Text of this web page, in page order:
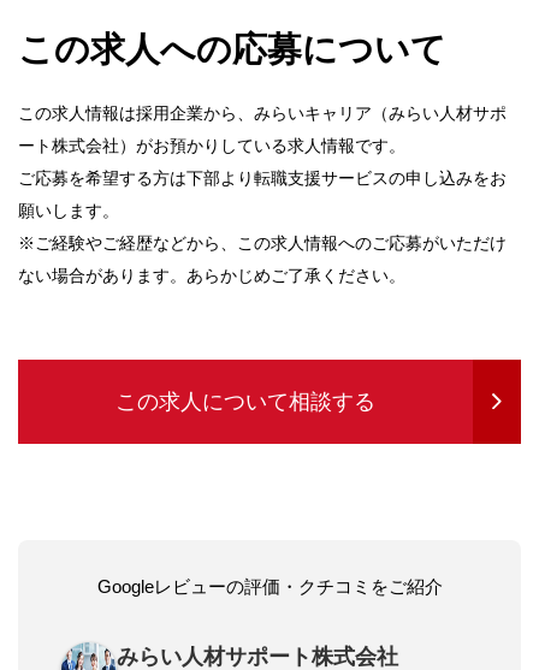
この求人への応募について
この求人情報は採用企業から、みらいキャリア（みらい人材サポ
ート株式会社）がお預かりしている求人情報です。
ご応募を希望する方は下部より転職支援サービスの申し込みをお
願いします。
※ご経験やご経歴などから、この求人情報へのご応募がいただけ
ない場合があります。あらかじめご了承ください。
この求人について相談する
Googleレビューの評価・クチコミをご紹介
みらい人材サポート株式会社